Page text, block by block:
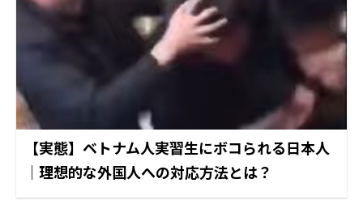
【実態】ベトナム人実習生にボコられる日本人
｜理想的な外国人への対応方法とは？